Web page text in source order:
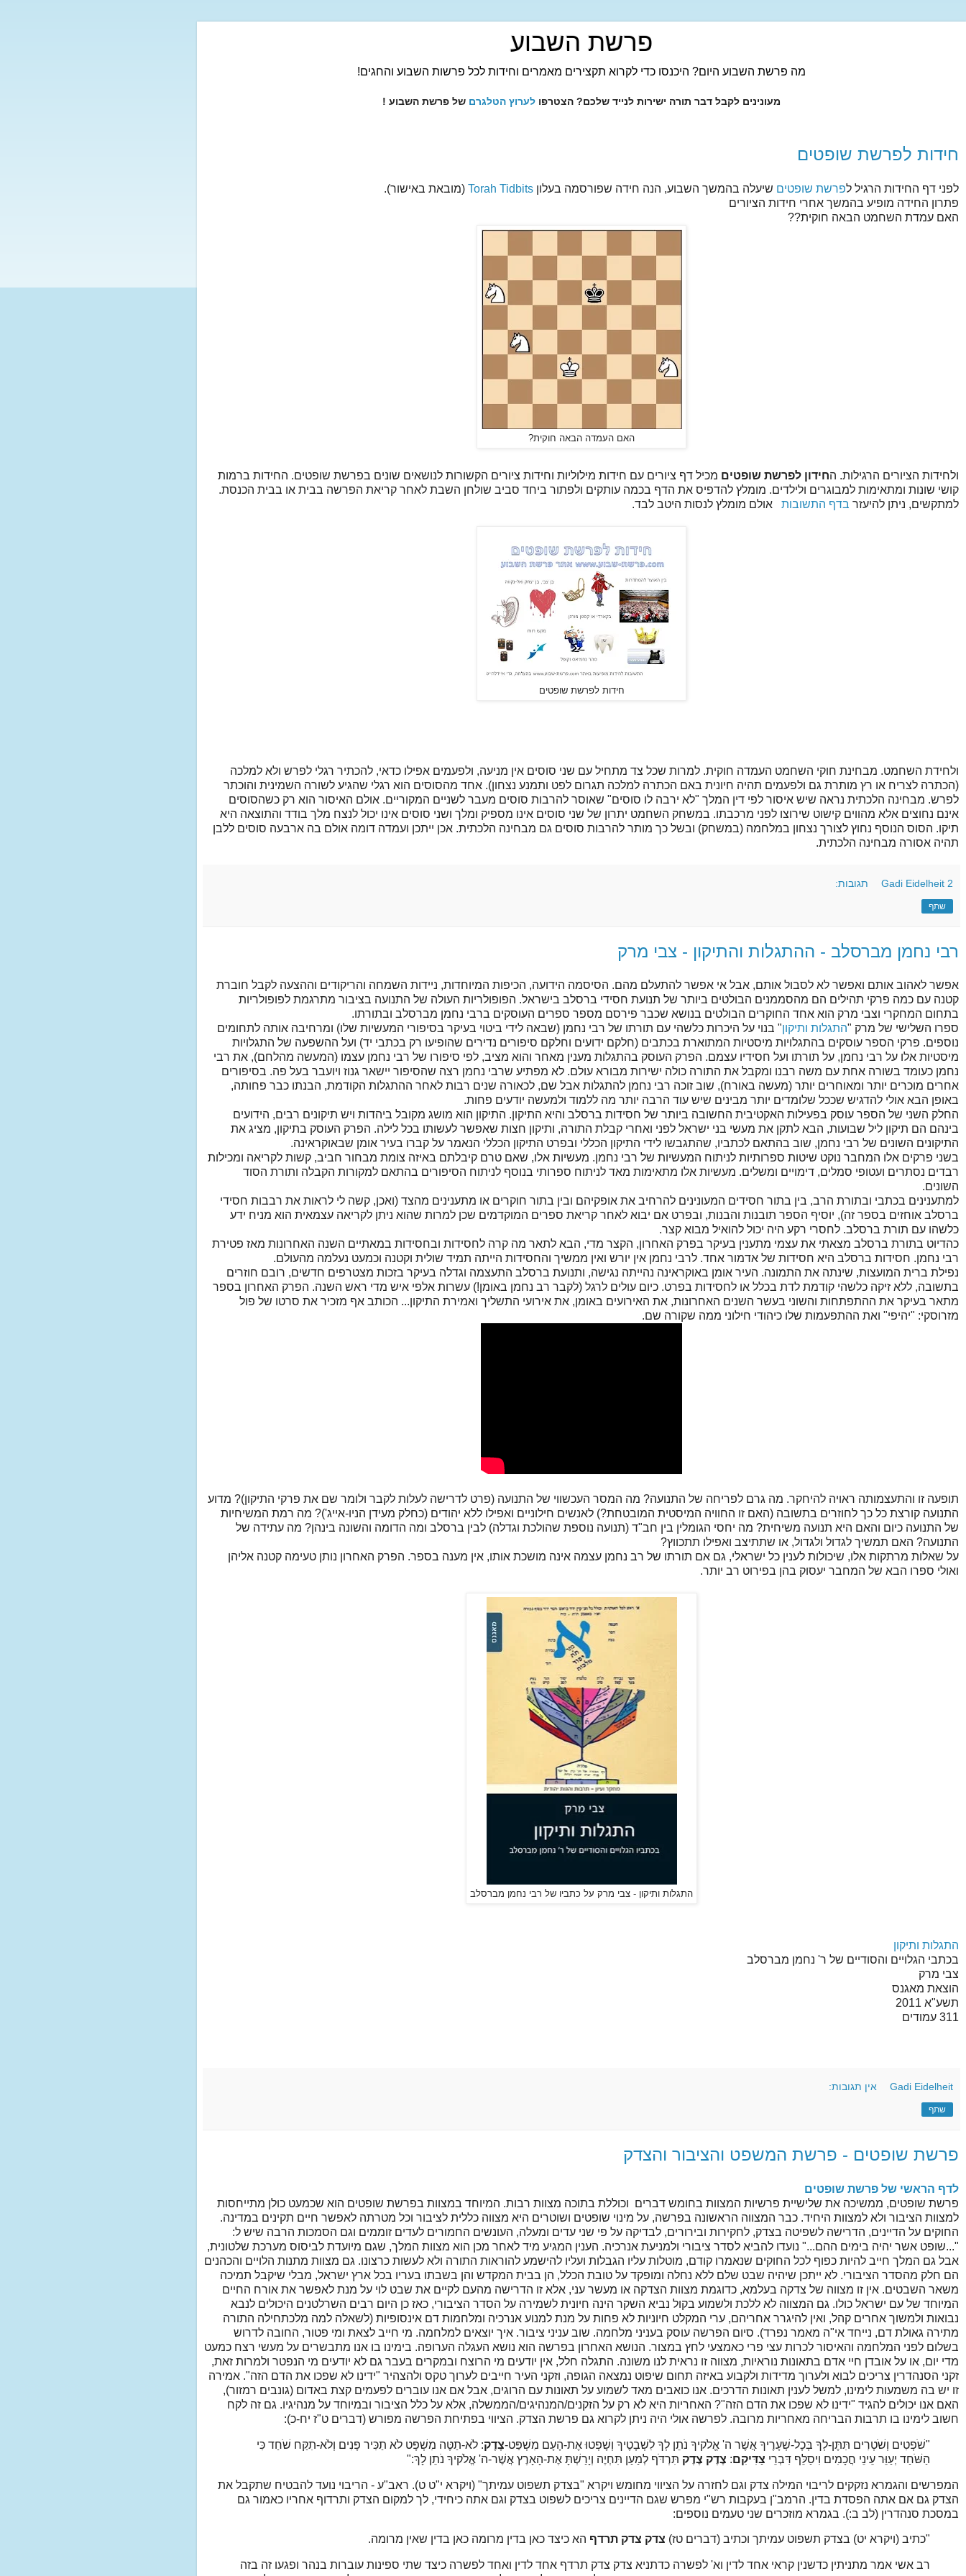
פרשת השבוע
מה פרשת השבוע היום? היכנסו כדי לקרוא תקצירים מאמרים וחידות לכל פרשות השבוע והחגים!
מעונינים לקבל דבר תורה ישירות לנייד שלכם? הצטרפו לערוץ הטלגרם של פרשת השבוע !
חידות לפרשת שופטים
לפני דף החידות הרגיל לפרשת שופטים שיעלה בהמשך השבוע, הנה חידה שפורסמה בעלון Torah Tidbits (מובאת באישור).
פתרון החידה מופיע בהמשך אחרי חידות הציורים
האם עמדת השחמט הבאה חוקית??
האם העמדה הבאה חוקית?
ולחידות הציורים הרגילות. החידון לפרשת שופטים מכיל דף ציורים עם חידות מילוליות וחידות ציורים הקשורות לנושאים שונים בפרשת שופטים. החידות ברמות
קושי שונות ומתאימות למבוגרים ולילדים. מומלץ להדפיס את הדף בכמה עותקים ולפתור ביחד סביב שולחן השבת לאחר קריאת הפרשה בבית או בבית הכנסת.
למתקשים, ניתן להיעזר בדף התשובות אולם מומלץ לנסות היטב לבד.
חידות לפרשת שופטים
ולחידת השחמט. מבחינת חוקי השחמט העמדה חוקית. למרות שכל צד מתחיל עם שני סוסים אין מניעה, ולפעמים אפילו כדאי, להכתיר רגלי לפרש ולא למלכה
(הכתרה לצריח או רץ מותרת גם ולפעמים תהיה חיונית באם הכתרה למלכה תגרום לפט ותמנע נצחון). אחד מהסוסים הוא רגלי שהגיע לשורה השמינית והוכתר
לפרש. מבחינה הלכתית נראה שיש איסור לפי דין המלך "לא ירבה לו סוסים" שאוסר להרבות סוסים מעבר לשניים המקוריים. אולם האיסור הוא רק כשהסוסים
אינם נחוצים אלא מהווים קישוט שירוצו לפני מרכבתו. במשחק השחמט יתרון של שני סוסים אינו מספיק ומלך ושני סוסים אינו יכול לנצח מלך בודד והתוצאה היא
תיקו. הסוס הנוסף נחוץ לצורך נצחון במלחמה (במשחק) ובשל כך מותר להרבות סוסים גם מבחינה הלכתית. אכן ייתכן ועמדה דומה אולם בה ארבעה סוסים ללבן
תהיה אסורה מבחינה הלכתית.
Gadi Eidelheit 2 תגובות:
שתף
רבי נחמן מברסלב - ההתגלות והתיקון - צבי מרק
אפשר לאהוב אותם ואפשר לא לסבול אותם, אבל אי אפשר להתעלם מהם. הסיסמה הידועה, הכיפות המיוחדות, ניידות השמחה והריקודים וההצעה לקבל חוברת
קטנה עם כמה פרקי תהילים הם מהסממנים הבולטים ביותר של תנועת חסידי ברסלב בישראל. הפופולריות העולה של התנועה בציבור מתרגמת לפופולריות
בתחום המחקרי וצבי מרק הוא אחד החוקרים הבולטים בנושא שכבר פירסם מספר ספרים העוסקים ברבי נחמן מברסלב ובתורתו.
ספרו השלישי של מרק "התגלות ותיקון" בנוי על היכרות כלשהי עם תורתו של רבי נחמן (שבאה לידי ביטוי בעיקר בסיפורי המעשיות שלו) ומרחיבה אותה לתחומים
נוספים. פרקי הספר עוסקים בהתגלויות מיסטיות המתוארת בכתבים (חלקם ידועים וחלקם סיפורים נדירים שהופיעו רק בכתבי יד) ועל ההשפעה של התגלויות
מיסטיות אלו על רבי נחמן, על תורתו ועל חסידיו עצמם. הפרק העוסק בהתגלות מענין מאחר והוא מציב, לפי סיפורו של רבי נחמן עצמו (המעשה מהלחם), את רבי
נחמן כעומד בשורה אחת עם משה רבנו ומקבל את התורה כולה ישירות מבורא עולם. לא מפתיע שרבי נחמן רצה שהסיפור יישאר גנוז ויועבר בעל פה. בסיפורים
אחרים מוכרים יותר ומאוחרים יותר (מעשה באורח), שוב זוכה רבי נחמן להתגלות אבל שם, לכאורה שנים רבות לאחר ההתגלות הקודמת, הבנתו כבר פחותה,
באופן הבא אולי להדגיש שככל שלומדים יותר מבינים שיש עוד הרבה יותר מה ללמוד ולמעשה יודעים פחות.
החלק השני של הספר עוסק בפעילות האקטיבית החשובה ביותר של חסידות ברסלב והיא התיקון. התיקון הוא מושג מקובל ביהדות ויש תיקונים רבים, הידועים
בינהם הם תיקון ליל שבועות, הבא לתקן את מעשי בני ישראל לפני ואחרי קבלת התורה, ותיקון חצות שאפשר לעשותו בכל לילה. הפרק העוסק בתיקון, מציג את
התיקונים השונים של רבי נחמן, שוב בהתאם לכתביו, שהתגבשו לידי התיקון הכללי ובפרט התיקון הכללי הנאמר על קברו בעיר אומן שבאוקראינה.
בשני פרקים אלו המחבר נוקט שיטות ספרותיות לניתוח המעשיות של רבי נחמן. מעשיות אלו, שאם טרם קיבלתם באיזה צומת מבחור חביב, קשות לקריאה ומכילות
רבדים נסתרים ועטופי סמלים, דימויים ומשלים. מעשיות אלו מתאימות מאד לניתוח ספרותי בנוסף לניתוח הסיפורים בהתאם למקורות הקבלה ותורת הסוד
השונים.
למתענינים בכתבי ובתורת הרב, בין בתור חסידים המעונינים להרחיב את אופקיהם ובין בתור חוקרים או מתענינים מהצד (ואכן, קשה לי לראות את רבבות חסידי
ברסלב אוחזים בספר זה), יוסיף הספר תובנות והבנות, ובפרט אם יבוא לאחר קריאת ספרים המוקדמים שכן למרות שהוא ניתן לקריאה עצמאית הוא מניח ידע
כלשהו עם תורת ברסלב. לחסרי רקע היה יכול להואיל מבוא קצר.
כהדיוט בתורת ברסלב מצאתי את עצמי מתענין בעיקר בפרק האחרון, הקצר מדי, הבא לתאר מה קרה לחסידות ובחסידות במאתיים השנה האחרונות מאז פטירת
רבי נחמן. חסידות ברסלב היא חסידות של אדמור אחד. לרבי נחמן אין יורש ואין ממשיך והחסידות הייתה תמיד שולית וקטנה וכמעט נעלמה מהעולם.
נפילת ברית המועצות, שינתה את התמונה. העיר אומן באוקראינה נהייתה נגישה, ותנועת ברסלב התעצמה וגדלה בעיקר בזכות מצטרפים חדשים, רובם חוזרים
בתשובה, ללא זיקה כלשהי קודמת לדת בכלל או לחסידות בפרט. כיום עולים לרגל (לקבר רב נחמן באומן!) עשרות אלפי איש מדי ראש השנה. הפרק האחרון בספר
מתאר בעיקר את ההתפתחות והשוני בעשר השנים האחרונות, את האירועים באומן, את אירועי התשליך ואמירת התיקון... הכותב אף מזכיר את סרטו של פול
מזרוסקי: "יהיפי" ואת ההתפעמות שלו כיהודי חילוני ממה שקורה שם.
תופעה זו והתעצמותה ראויה להיחקר. מה גרם לפריחה של התנועה? מה המסר העכשווי של התנועה (פרט לדרישה לעלות לקבר ולומר שם את פרקי התיקון)? מדוע
התנועה קורצת כל כך לחוזרים בתשובה (האם זו החוויה המיסטית המובטחת?) לאנשים חילוניים ואפילו ללא יהודים (כחלק מעידן הניו-אייג')? מה רמת המשיחיות
של התנועה כיום והאם היא תנועה משיחית? מה יחסי הגומלין בין חב"ד (תנועה נוספת שהולכת וגדלה) לבין ברסלב ומה הדומה והשונה בינהן? מה עתידה של
התנועה? האם תמשיך לגדול ולגדול, או שתתיצב ואפילו תתכווץ?
על שאלות מרתקות אלו, שיכולות לענין כל ישראלי, גם אם תורתו של רב נחמן עצמה אינה מושכת אותו, אין מענה בספר. הפרק האחרון נותן טעימה קטנה אליהן
ואולי ספרו הבא של המחבר יעסוק בהן בפירוט רב יותר.
התגלות ותיקון - צבי מרק על כתביו של רבי נחמן מברסלב
התגלות ותיקון
בכתבי הגלויים והסודיים של ר' נחמן מברסלב
צבי מרק
הוצאת מאגנס
תשע"א 2011
311 עמודים
Gadi Eidelheit אין תגובות:
שתף
פרשת שופטים - פרשת המשפט והציבור והצדק
לדף הראשי של פרשת שופטים
פרשת שופטים, ממשיכה את שלישיית פרשיות המצוות בחומש דברים וכוללת בתוכה מצוות רבות. המיוחד במצוות בפרשת שופטים הוא שכמעט כולן מתייחסות
למצוות הציבור ולא למצוות היחיד. כבר המצווה הראשונה בפרשה, על מינוי שופטים ושוטרים היא מצווה כללית לציבור וכל מטרתה לאפשר חיים תקינים במדינה.
החוקים על הדיינים, הדרישה לשפיטה בצדק, לחקירות ובירורים, לבדיקה על פי שני עדים ומעלה, העונשים החמורים לעדים זוממים וגם הסמכות הרבה שיש ל:
"...שופט אשר יהיה בימים ההם..." נועדו להביא לסדר ציבורי ולמניעת אנרכיה. הענין המגיע מיד לאחר מכן הוא מצוות המלך, שגם מיועדת לביסוס מערכת שלטונית,
אבל גם המלך חייב להיות כפוף לכל החוקים שנאמרו קודם, מוטלות עליו הגבלות ועליו להישמע להוראות התורה ולא לעשות כרצונו. גם מצוות מתנות הלויים והכהנים
הם חלק מהסדר הציבורי. לא ייתכן שיהיה שבט שלם ללא נחלה ומופקד על טובת הכלל, הן בבית המקדש והן בשבתו בעריו בכל ארץ ישראל, מבלי שיקבל תמיכה
משאר השבטים. אין זו מצווה של צדקה בעלמא, כדוגמת מצוות הצדקה או מעשר עני, אלא זו הדרישה מהעם לקיים את שבט לוי על מנת לאפשר את אורח החיים
המיוחד של עם ישראל כולו. גם המצווה לא ללכת ולשמוע בקול נביא השקר הינה חיונית לשמירה על הסדר הציבורי, כאז כן היום רבים השרלטנים היכולים לנבא
נבואות ולמשוך אחרים קהל, ואין להיגרר אחריהם, ערי המקלט חיוניות לא פחות על מנת למנוע אנרכיה ומלחמות דם אינסופיות (לשאלה למה מלכתחילה התורה
מתירה גאולת דם, נייחד אי"ה מאמר נפרד). סיום הפרשה עוסק בעניני מלחמה. שוב עניני ציבור. איך יוצאים למלחמה. מי חייב לצאת ומי פטור, החובה לדרוש
בשלום לפני המלחמה והאיסור לכרות עצי פרי כאמצעי לחץ במצור. הנושא האחרון בפרשה הוא נושא העגלה הערופה. בימינו בו אנו מתבשרים על מעשי רצח כמעט
מדי יום, או על אובדן חיי אדם בתאונות נוראיות, מצווה זו נראית לנו משונה. התגלה חלל, אין יודעים מי הרוצח ובמקרים בעבר גם לא יודעים מי הנפטר ולמרות זאת,
זקני הסנהדרין צריכים לבוא ולערוך מדידות ולקבוע באיזה תחום שיפוט נמצאה הגופה, וזקני העיר חייבים לערוך טקס ולהצהיר "ידינו לא שפכו את הדם הזה". אמירה
זו יש בה משמעות לימינו, למשל לענין תאונות הדרכים. אנו כואבים מאד לשמוע על תאונות עם הרוגים, אבל אם אנו עוברים לפעמים קצת באדום (גונבים רמזור),
האם אנו יכולים להגיד "ידינו לא שפכו את הדם הזה"? האחריות היא לא רק על הזקנים/המנהיגים/הממשלה, אלא על כלל הציבור ובמיוחד על מנהיגיו. גם זה לקח
חשוב לימינו בו תרבות הבריחה מאחריות מרובה. לפרשה אולי היה ניתן לקרוא גם פרשת הצדק. הציווי בפתיחת הפרשה מפורש (דברים ט"ז יח-כ):
"שֹׁפְטִים וְשֹׁטְרִים תִּתֶּן-לְךָ בְּכָל-שְׁעָרֶיךָ אֲשֶׁר ה' אֱלֹקיךָ נֹתֵן לְךָ לִשְׁבָטֶיךָ וְשָׁפְטוּ אֶת-הָעָם מִשְׁפַּט-צֶדֶק: לֹא-תַטֶּה מִשְׁפָּט לֹא תַכִּיר פָּנִים וְלֹא-תִקַּח שֹׁחַד כִּי
הַשֹּׁחַד יְעַוֵּר עֵינֵי חֲכָמִים וִיסַלֵּף דִּבְרֵי צַדִּיקִם: צֶדֶק צֶדֶק תִּרְדֹּף לְמַעַן תִּחְיֶה וְיָרַשְׁתָּ אֶת-הָאָרֶץ אֲשֶׁר-ה' אֱלֹקיךָ נֹתֵן לָךְ:"
המפרשים והגמרא נזקקים לריבוי המילה צדק וגם לחזרה על הציווי מחומש ויקרא "בצדק תשפוט עמיתך" (ויקרא י"ט ט). ראב"ע - הריבוי נועד להבטיח שתקבל את
הצדק גם אם אתה הפסדת בדין. הרמב"ן בעקבות רש"י מפרש שגם הדיינים צריכים לשפוט בצדק וגם אתה כיחידי, לך למקום הצדק ותרדוף אחריו כאמור גם
במסכת סנהדרין (לב ב:). בגמרא מוזכרים שני טעמים נוספים:
"כתיב (ויקרא יט) בצדק תשפוט עמיתך וכתיב (דברים טז) צדק צדק תרדף הא כיצד כאן בדין מרומה כאן בדין שאין מרומה.
רב אשי אמר מתניתין כדשנין קראי אחד לדין וא' לפשרה כדתניא צדק צדק תרדף אחד לדין ואחד לפשרה כיצד שתי ספינות עוברות בנהר ופגעו זה בזה